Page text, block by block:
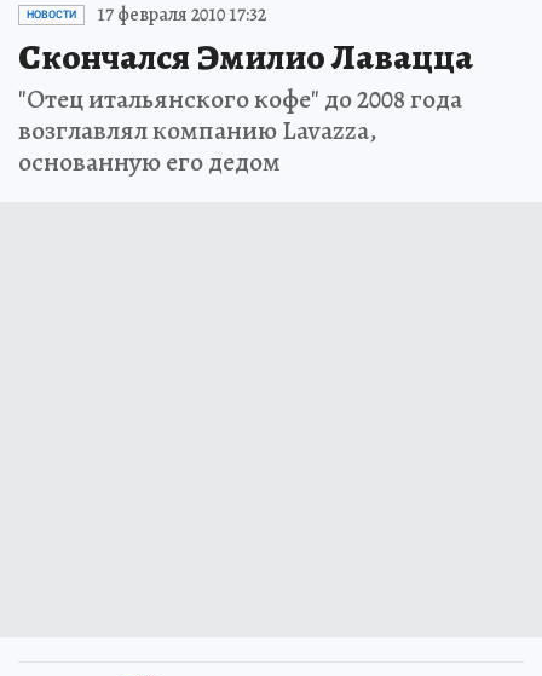
НОВОСТИ 17 февраля 2010 17:32
Скончался Эмилио Лавацца
"Отец итальянского кофе" до 2008 года
возглавлял компанию Lavazza,
основанную его дедом